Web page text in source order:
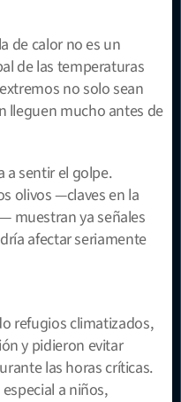
de calor no es un
de las temperaturas
no solo sean
lleguen mucho antes de
a sentir el golpe.
olivos —claves en la
muestran ya señales
afectar seriamente
refugios climatizados,
y pidieron evitar
las horas críticas.
a niños,